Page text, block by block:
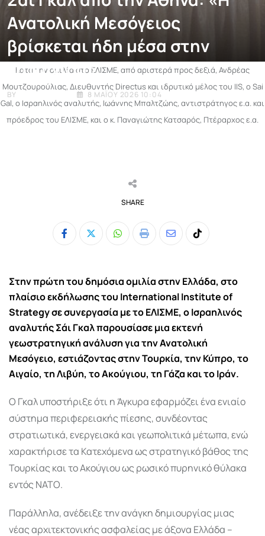
Ανατολική Μεσόγειος
βρίσκεται ήδη μέσα στην
καταιγίδα»
BY E-ENIMEROSI 8 ΜΑΪ́ΟΥ 2026 10:04
Κατά την ομιλία στο ΕΛΙΣΜΕ, από αριστερά προς δεξιά, Ανδρέας
Μουτζουρούλιας, Διευθυντής Directus και ιδρυτικό μέλος του IIS, ο Sai
Gal, ο Ισραηλινός αναλυτής, Ιωάννης Μπαλτζώης, αντιστράτηγος ε.α. και
πρόεδρος του ΕΛΙΣΜΕ, και ο κ. Παναγιώτης Κατσαρός, Πτέραρχος ε.α.
SHARE
Whatsapp
Print
ShareTiktok
Στην πρώτη του δημόσια ομιλία στην Ελλάδα, στο
πλαίσιο εκδήλωσης του International Institute of
Strategy σε συνεργασία με το ΕΛΙΣΜΕ, ο Ισραηλινός
αναλυτής Σάι Γκαλ παρουσίασε μια εκτενή
γεωστρατηγική ανάλυση για την Ανατολική
Μεσόγειο, εστιάζοντας στην Τουρκία, την Κύπρο, το
Αιγαίο, τη Λιβύη, το Ακούγιου, τη Γάζα και το Ιράν.
Ο Γκαλ υποστήριξε ότι η Άγκυρα εφαρμόζει ένα ενιαίο
σύστημα περιφερειακής πίεσης, συνδέοντας
στρατιωτικά, ενεργειακά και γεωπολιτικά μέτωπα, ενώ
χαρακτήρισε τα Κατεχόμενα ως στρατηγικό βάθος της
Τουρκίας και το Ακούγιου ως ρωσικό πυρηνικό θύλακα
εντός ΝΑΤΟ.
Παράλληλα, ανέδειξε την ανάγκη δημιουργίας μιας
νέας αρχιτεκτονικής ασφαλείας με άξονα Ελλάδα –